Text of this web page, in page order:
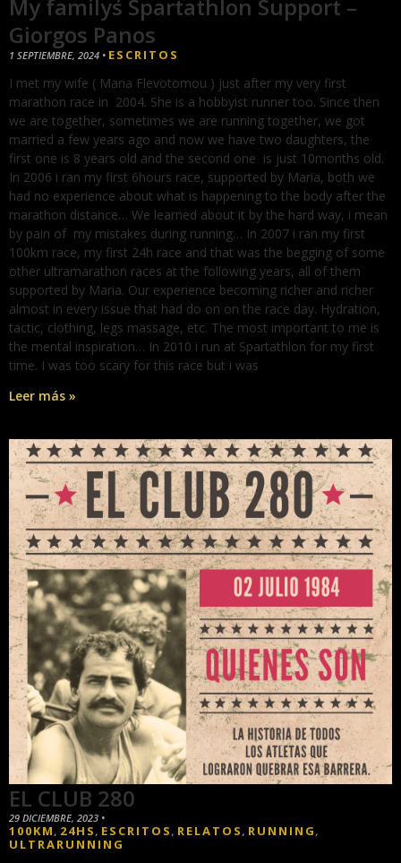
Μy family΄s Spartathlon Support –
Giorgos Panos
1 SEPTIEMBRE, 2024 • ESCRITOS
I met my wife ( Maria Flevotomou ) just after my very first
marathon race in 2004. She is a hobbyist runner too. Since then
we are together, sometimes we are running together, we got
married a few years ago and now we have two daughters, the
first one is 8 years old and the second one is just 10months old.
In 2006 i ran my first 6hours race, supported by Maria, both we
had no experience about what is happening to the body after the
marathon distance… We learned about it by the hard way, i mean
by pain of my mistakes during running… In 2007 i ran my first
100km race, my first 24h race and that was the begging of some
other ultramarathon races at the following years, all of them
supported by Maria. Our experience becοming richer and richer
almost in every issue that had do on on the race day. Hydration,
tactic, clothing, legs massage, etc. The most important to me is
the mental inspiration… In 2010 i run at Spartathlon for my first
time. I was too scary for this race but i was
Leer más »
EL CLUB 280
29 DICIEMBRE, 2023 •
100KM , 24HS , ESCRITOS , RELATOS , RUNNING ,
ULTRARUNNING